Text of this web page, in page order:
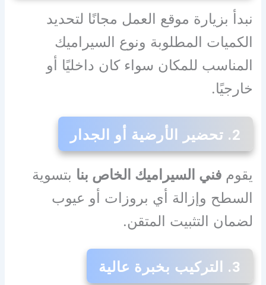
نبدأ بزيارة موقع العمل مجانًا لتحديد
الكميات المطلوبة ونوع السيراميك
المناسب للمكان سواء كان داخليًا أو
خارجيًا.
2. تحضير الأرضية أو الجدار
يقومفني السيراميك الخاص بنا بتسوية
السطح وإزالة أي بروزات أو عيوب
لضمان التثبيت المتقن.
3. التركيب بخبرة عالية